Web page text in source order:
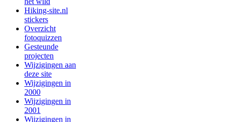
Hiking-site.nl
stickers
Overzicht
fotoquizzen
Gesteunde
projecten
Wijzigingen aan
deze site
Wijzigingen in
2000
Wijzigingen in
2001
Wijzigingen in